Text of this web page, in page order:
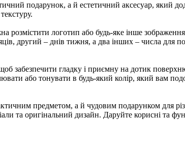
подарунок, а й естетичний аксесуар, який
розмістити логотип або будь-яке інше
другий – днів тижня, а два інших – числа для
забезпечити гладку і приємну на дотик
або тонувати в будь-який колір, який вам
предметом, а й чудовим подарунком для
та оригінальний дизайн. Даруйте корисні та